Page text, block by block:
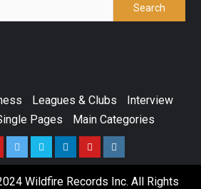
Leagues & Clubs
Interview
Pages Main Categories
Wildfire Records Inc. All Rights